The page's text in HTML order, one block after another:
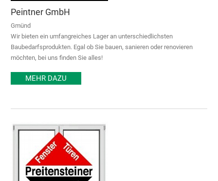
Peintner GmbH
Gmünd
Wir bieten ein umfangreiches Lager an unterschiedlichsten
Baubedarfsprodukten. Egal ob Sie bauen, sanieren oder renovieren
möchten, bei uns finden Sie alles!
MEHR DAZU